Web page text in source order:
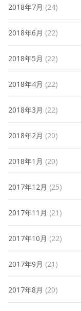
2018年7月 (24)
2018年6月 (22)
2018年5月 (22)
2018年4月 (22)
2018年3月 (22)
2018年2月 (20)
2018年1月 (20)
2017年12月 (25)
2017年11月 (21)
2017年10月 (22)
2017年9月 (21)
2017年8月 (20)